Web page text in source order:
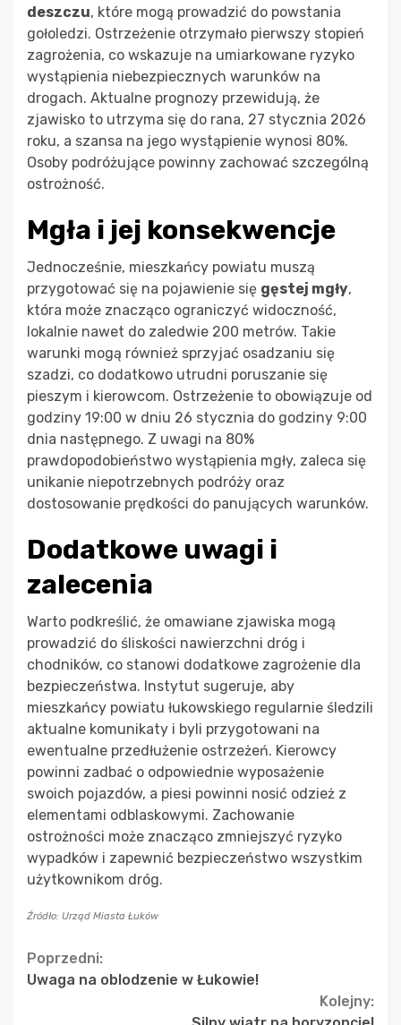
deszczu, które mogą prowadzić do powstania
gołoledzi. Ostrzeżenie otrzymało pierwszy stopień
zagrożenia, co wskazuje na umiarkowane ryzyko
wystąpienia niebezpiecznych warunków na
drogach. Aktualne prognozy przewidują, że
zjawisko to utrzyma się do rana, 27 stycznia 2026
roku, a szansa na jego wystąpienie wynosi 80%.
Osoby podróżujące powinny zachować szczególną
ostrożność.
Mgła i jej konsekwencje
Jednocześnie, mieszkańcy powiatu muszą
przygotować się na pojawienie się gęstej mgły,
która może znacząco ograniczyć widoczność,
lokalnie nawet do zaledwie 200 metrów. Takie
warunki mogą również sprzyjać osadzaniu się
szadzi, co dodatkowo utrudni poruszanie się
pieszym i kierowcom. Ostrzeżenie to obowiązuje od
godziny 19:00 w dniu 26 stycznia do godziny 9:00
dnia następnego. Z uwagi na 80%
prawdopodobieństwo wystąpienia mgły, zaleca się
unikanie niepotrzebnych podróży oraz
dostosowanie prędkości do panujących warunków.
Dodatkowe uwagi i
zalecenia
Warto podkreślić, że omawiane zjawiska mogą
prowadzić do śliskości nawierzchni dróg i
chodników, co stanowi dodatkowe zagrożenie dla
bezpieczeństwa. Instytut sugeruje, aby
mieszkańcy powiatu łukowskiego regularnie śledzili
aktualne komunikaty i byli przygotowani na
ewentualne przedłużenie ostrzeżeń. Kierowcy
powinni zadbać o odpowiednie wyposażenie
swoich pojazdów, a piesi powinni nosić odzież z
elementami odblaskowymi. Zachowanie
ostrożności może znacząco zmniejszyć ryzyko
wypadków i zapewnić bezpieczeństwo wszystkim
użytkownikom dróg.
Źródło: Urząd Miasta Łuków
Continue
Reading
Poprzedni:
Uwaga na oblodzenie w Łukowie!
Kolejny: